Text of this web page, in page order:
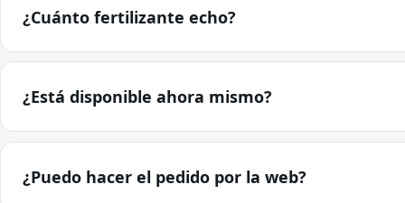
¿Cuánto fertilizante echo?
¿Está disponible ahora mismo?
¿Puedo hacer el pedido por la web?